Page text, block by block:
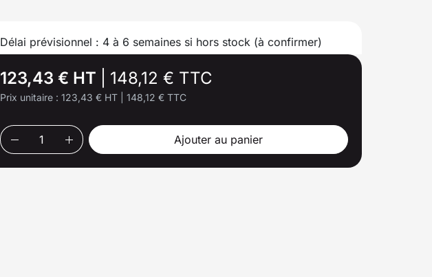
Délai prévisionnel : 4 à 6 semaines si hors stock (à confirmer)
123,43 € HT 148,12 € TTC
Prix unitaire : 123,43 € HT 148,12 € TTC
Ajouter au panier